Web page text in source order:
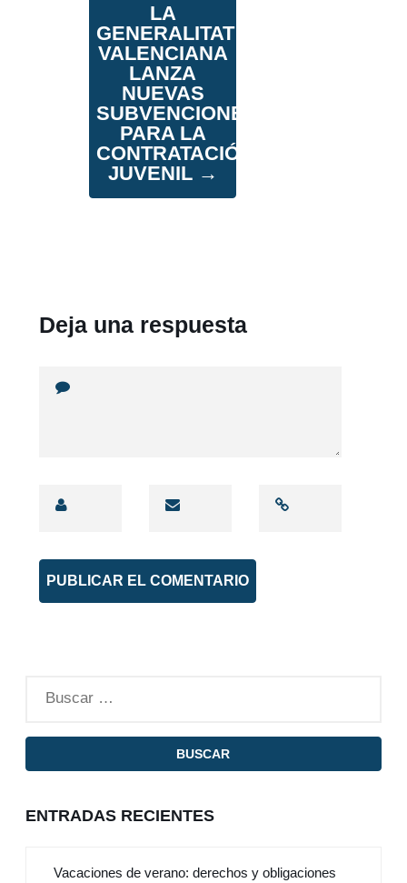
LA
GENERALITAT
VALENCIANA
LANZA
NUEVAS
SUBVENCIONES
PARA LA
CONTRATACIÓN
JUVENIL →
Deja una respuesta
ENTRADAS RECIENTES
Vacaciones de verano: derechos y obligaciones